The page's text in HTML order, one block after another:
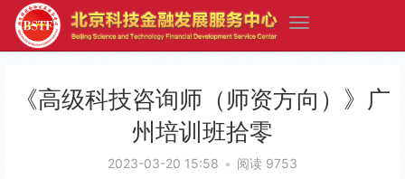
《高级科技咨询师（师资方向）》广
州培训班拾零
2023-03-20 15:58 • 阅读 9753